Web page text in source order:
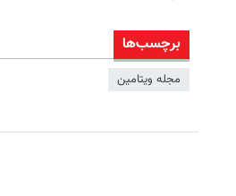
برچسب‌ها
مجله ویتامین